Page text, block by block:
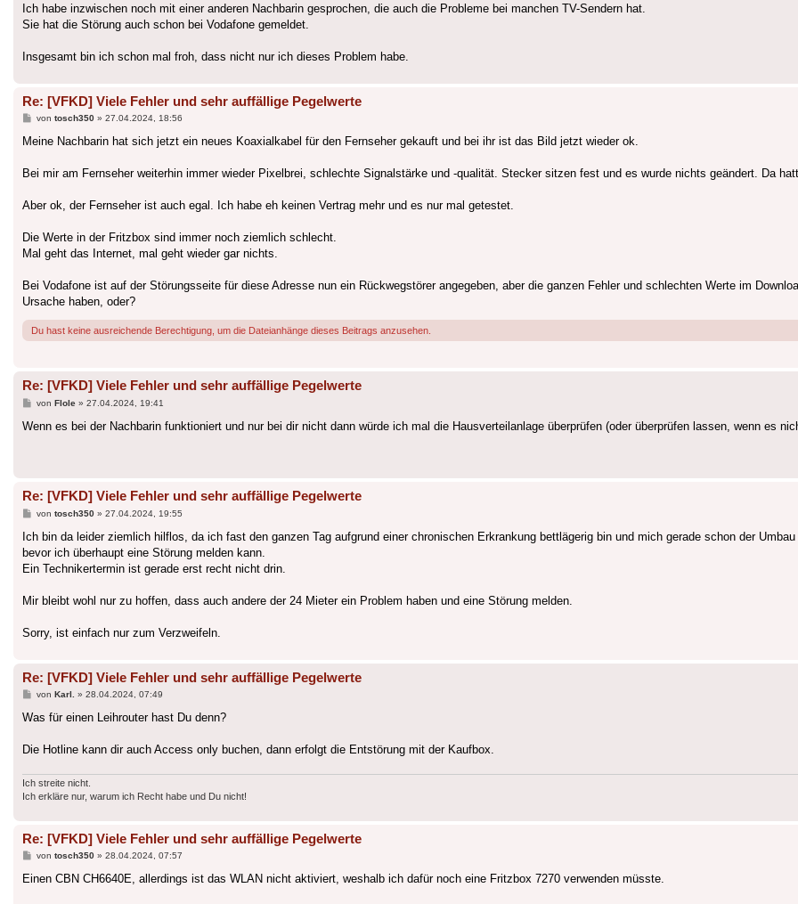
Ich habe inzwischen noch mit einer anderen Nachbarin gesprochen, die auch die Probleme bei manchen TV-Sendern hat.
Sie hat die Störung auch schon bei Vodafone gemeldet.
Insgesamt bin ich schon mal froh, dass nicht nur ich dieses Problem habe.
Re: [VFKD] Viele Fehler und sehr auffällige Pegelwerte
Beitrag
von tosch350» 27.04.2024, 18:56
Meine Nachbarin hat sich jetzt ein neues Koaxialkabel für den Fernseher gekauft und bei ihr ist das Bild jetzt wieder ok.
Bei mir am Fernseher weiterhin immer wieder Pixelbrei, schlechte Signalstärke und -qualität. Stecker sitzen fest und es wurde nichts geändert. Da
Aber ok, der Fernseher ist auch egal. Ich habe eh keinen Vertrag mehr und es nur mal getestet.
Die Werte in der Fritzbox sind immer noch ziemlich schlecht.
Mal geht das Internet, mal geht wieder gar nichts.
Bei Vodafone ist auf der Störungsseite für diese Adresse nun ein Rückwegstörer angegeben, aber die ganzen Fehler und schlechten Werte im
Ursache haben, oder?
Du hast keine ausreichende Berechtigung, um die Dateianhänge dieses Beitrags anzusehen.
Re: [VFKD] Viele Fehler und sehr auffällige Pegelwerte
Beitrag
von Flole» 27.04.2024, 19:41
Wenn es bei der Nachbarin funktioniert und nur bei dir nicht dann würde ich mal die Hausverteilanlage überprüfen (oder überprüfen lassen, wenn es
Re: [VFKD] Viele Fehler und sehr auffällige Pegelwerte
Beitrag
von tosch350» 27.04.2024, 19:55
Ich bin da leider ziemlich hilflos, da ich fast den ganzen Tag aufgrund einer chronischen Erkrankung bettlägerig bin und mich gerade schon der Umbau
bevor ich überhaupt eine Störung melden kann.
Ein Technikertermin ist gerade erst recht nicht drin.
Mir bleibt wohl nur zu hoffen, dass auch andere der 24 Mieter ein Problem haben und eine Störung melden.
Sorry, ist einfach nur zum Verzweifeln.
Re: [VFKD] Viele Fehler und sehr auffällige Pegelwerte
Beitrag
von Karl. » 28.04.2024, 07:49
Was für einen Leihrouter hast Du denn?
Die Hotline kann dir auch Access only buchen, dann erfolgt die Entstörung mit der Kaufbox.
Ich streite nicht.
Ich erkläre nur, warum ich Recht habe und Du nicht!
Re: [VFKD] Viele Fehler und sehr auffällige Pegelwerte
Beitrag
von tosch350» 28.04.2024, 07:57
Einen CBN CH6640E, allerdings ist das WLAN nicht aktiviert, weshalb ich dafür noch eine Fritzbox 7270 verwenden müsste.